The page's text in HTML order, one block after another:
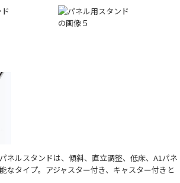
ネルスタンドは、傾斜、直立調整、低床、A1パネ
なタイプ。アジャスター付き、キャスター付きと